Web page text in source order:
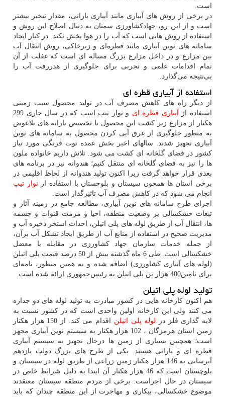
است.
در برخی از روش های آبیاری مانند آبیاری بارانی، مقدار تبخیر بیشتر
است و از این رو، جهادکشاورزی سمنان به دنبال اصلاح این روش و
استفاده از روش هایی است که آب را در هوا پخش نکند. در کنار ایجاد
سامانه های نوین آبیاری مانند قطره‌ای و زیرخاکی، روش انتقال آب
بین مزارع و در داخل مزارع بزرگ مساله ای است که غفلت از آن
تمام اقدامات علمی و تجربی برای جلوگیری از هدررفت آب را
بی‌نتیجه می‌گذارد.
استفاده از آبیاری قطره ای
از دیگر راه های کاهش مصرف آب در تولید محصول سیب زمینی
استفاده از
آبیاری قطره ای
و نوار تیپ است که در سال جاری 299
هکتار از مزارع زیر کشت این محصول با تخصیص یارانه های بلاعوض
به منظور جلوگیری از غرق آبی کردن محصول به سامانه های نوین
آبیاری تجهیز شدند. سالهای اخیر بخش عمده توت فرنگی مورد نیاز
کشور در فضای گلخانه ای کشت می شود. تلاش داریم خانواده ملون
ها را نیز به فضای گلخانه ای منتقل کنیم؛ هندوانه نیز در برنامه های
بعدی قرار خواهد گرفت زیرا اکنون تولید هندوانه از لحاظ اقلیمی در
برخی استان ها همچون سیستان و بلوچستان با استفاده از نوار تیپ
انجام می شود که در کاهش مصرف آب تاثیرگذار است.
اجرای طرح سامانه های نوین آبیاری، مطالعه جامع در زمینه آثار و
تبعات خشکسالی بر وضعیت منطقه، احیا و مرمت قنوات و چشمه
ها، انتقال آب از طریق لوله های پلی اتیلن، احداث استخر ذخیره آب و
مدیریت صحیح در استفاده از منابع آب از طریق ایجاد تشکل آب برآن،
از جمله خدمات سازمان جهاد کشاورزی در مقابله با معضل
خشکسالی است. طی 6 ماه گذشته بیش از 50 درصد قیمت پلی اتیلن
(لوله های آبیاری کشاورزی) اضافه شده و به همین منظور، نامه‌ای
برای تامین400 هزار تن پلی اتیلن به رئیس‌جمهوری ارائه شده است.
تولید لوله پلی اتیلن
هم اکنون کارخانه هایی در کشور مبادرت به تولید لوله های دو جداره
می کنند ولی این کارخانه اولین واحدی است که در کشور نسبت به
لایه گذاری فلز در لوله پلی اتیلن
اقدام می کند. از 150 هزار هکتار
زمین استان هرمزگان ، 102 هزار هکتار به سیستم نوین آبیاری مجهز
است؛ همچنین بسیاری از زمین ها درحال تجهیز به سیستم آبیاری
قطره ای و بارانی هستند. یکی از طرح های بزرگ دولت یازدهم
آبرسانی به 146 هزار هکتار زمین زراعی از طریق لوله در سیستان و
بلوچستان است که 46 هزار هکتار آن ابتدا به دلیل شرایط خاص در
سیستان در حال اجراست. برخی از مردم منطقه سیستان معتقدند
موضوع خشکسالی، بیکاری و مهاجرت از این منطقه چندان که باید